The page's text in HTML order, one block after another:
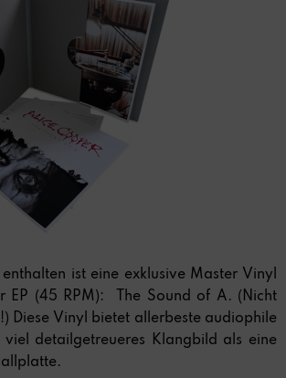
ist eine exklusive Master Vinyl
EP (45 RPM): The Sound of A. (Nicht
Diese Vinyl bietet allerbeste audiophile
detailgetreueres Klangbild als eine